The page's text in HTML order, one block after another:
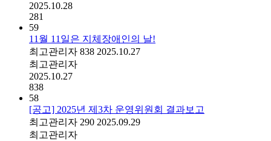
2025.10.28
281
59
11월 11일은 지체장애인의 날!
최고관리자 838 2025.10.27
최고관리자
2025.10.27
838
58
[공고] 2025년 제3차 운영위원회 결과보고
최고관리자 290 2025.09.29
최고관리자